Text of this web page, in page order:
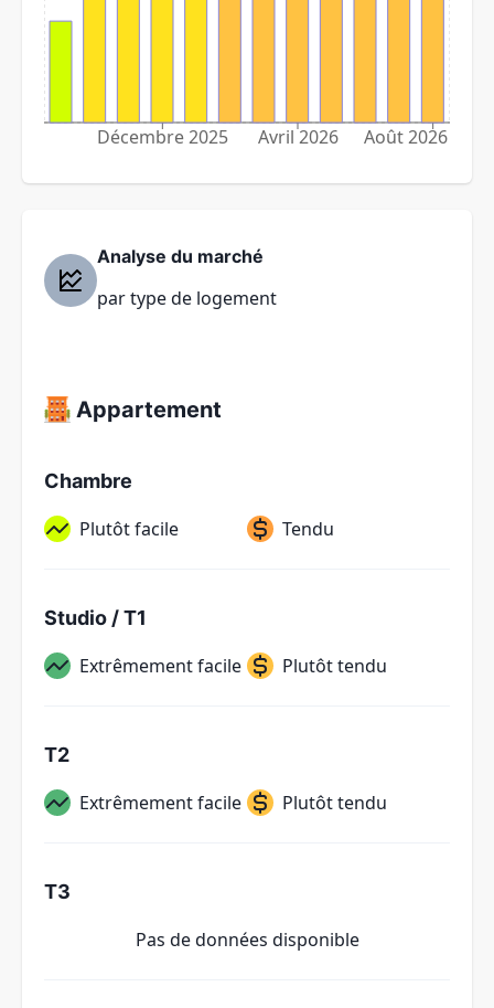
Décembre 2025 Avril 2026 Août 2026
Analyse du marché
par type de logement
Appartement
Chambre
Plutôt facile Tendu
Studio / T1
Extrêmement facile Plutôt tendu
T2
Extrêmement facile Plutôt tendu
T3
Pas de données disponible